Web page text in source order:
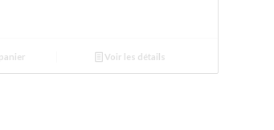
Voir les détails